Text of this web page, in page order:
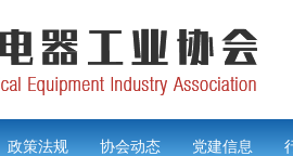
政策法规 协会动态 党建信息